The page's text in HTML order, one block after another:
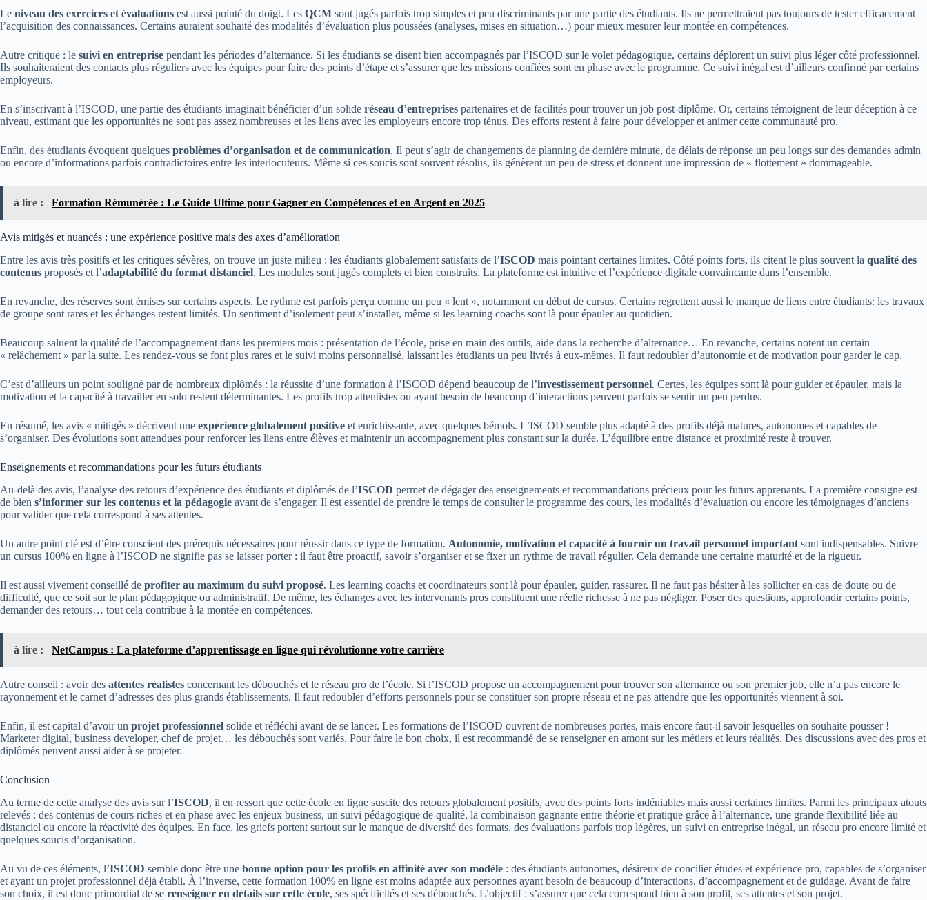
Le niveau des exercices et évaluations est aussi pointé du doigt. Les QCM sont jugés parfois trop simples et peu discriminants par une partie des étudiants. Ils ne permettraient pas toujours de tester efficacement
l’acquisition des connaissances. Certains auraient souhaité des modalités d’évaluation plus poussées (analyses, mises en situation…) pour mieux mesurer leur montée en compétences.
Autre critique : le suivi en entreprise pendant les périodes d’alternance. Si les étudiants se disent bien accompagnés par l’ISCOD sur le volet pédagogique, certains déplorent un suivi plus léger côté professionnel.
Ils souhaiteraient des contacts plus réguliers avec les équipes pour faire des points d’étape et s’assurer que les missions confiées sont en phase avec le programme. Ce suivi inégal est d’ailleurs confirmé par certains
employeurs.
En s’inscrivant à l’ISCOD, une partie des étudiants imaginait bénéficier d’un solide réseau d’entreprises partenaires et de facilités pour trouver un job post-diplôme. Or, certains témoignent de leur déception à ce
niveau, estimant que les opportunités ne sont pas assez nombreuses et les liens avec les employeurs encore trop ténus. Des efforts restent à faire pour développer et animer cette communauté pro.
Enfin, des étudiants évoquent quelques problèmes d’organisation et de communication. Il peut s’agir de changements de planning de dernière minute, de délais de réponse un peu longs sur des demandes admin
ou encore d’informations parfois contradictoires entre les interlocuteurs. Même si ces soucis sont souvent résolus, ils génèrent un peu de stress et donnent une impression de « flottement » dommageable.
à lire : Formation Rémunérée : Le Guide Ultime pour Gagner en Compétences et en Argent en 2025
Avis mitigés et nuancés : une expérience positive mais des axes d’amélioration
Entre les avis très positifs et les critiques sévères, on trouve un juste milieu : les étudiants globalement satisfaits de l’ISCOD mais pointant certaines limites. Côté points forts, ils citent le plus souvent la qualité des
contenus proposés et l’adaptabilité du format distanciel. Les modules sont jugés complets et bien construits. La plateforme est intuitive et l’expérience digitale convaincante dans l’ensemble.
En revanche, des réserves sont émises sur certains aspects. Le rythme est parfois perçu comme un peu « lent », notamment en début de cursus. Certains regrettent aussi le manque de liens entre étudiants: les travaux
de groupe sont rares et les échanges restent limités. Un sentiment d’isolement peut s’installer, même si les learning coachs sont là pour épauler au quotidien.
Beaucoup saluent la qualité de l’accompagnement dans les premiers mois : présentation de l’école, prise en main des outils, aide dans la recherche d’alternance… En revanche, certains notent un certain
« relâchement » par la suite. Les rendez-vous se font plus rares et le suivi moins personnalisé, laissant les étudiants un peu livrés à eux-mêmes. Il faut redoubler d’autonomie et de motivation pour garder le cap.
C’est d’ailleurs un point souligné par de nombreux diplômés : la réussite d’une formation à l’ISCOD dépend beaucoup de l’investissement personnel. Certes, les équipes sont là pour guider et épauler, mais la
motivation et la capacité à travailler en solo restent déterminantes. Les profils trop attentistes ou ayant besoin de beaucoup d’interactions peuvent parfois se sentir un peu perdus.
En résumé, les avis « mitigés » décrivent une expérience globalement positive et enrichissante, avec quelques bémols. L’ISCOD semble plus adapté à des profils déjà matures, autonomes et capables de
s’organiser. Des évolutions sont attendues pour renforcer les liens entre élèves et maintenir un accompagnement plus constant sur la durée. L’équilibre entre distance et proximité reste à trouver.
Enseignements et recommandations pour les futurs étudiants
Au-delà des avis, l’analyse des retours d’expérience des étudiants et diplômés de l’ISCOD permet de dégager des enseignements et recommandations précieux pour les futurs apprenants. La première consigne est
de bien s’informer sur les contenus et la pédagogie avant de s’engager. Il est essentiel de prendre le temps de consulter le programme des cours, les modalités d’évaluation ou encore les témoignages d’anciens
pour valider que cela correspond à ses attentes.
Un autre point clé est d’être conscient des prérequis nécessaires pour réussir dans ce type de formation. Autonomie, motivation et capacité à fournir un travail personnel important sont indispensables. Suivre
un cursus 100% en ligne à l’ISCOD ne signifie pas se laisser porter : il faut être proactif, savoir s’organiser et se fixer un rythme de travail régulier. Cela demande une certaine maturité et de la rigueur.
Il est aussi vivement conseillé de profiter au maximum du suivi proposé. Les learning coachs et coordinateurs sont là pour épauler, guider, rassurer. Il ne faut pas hésiter à les solliciter en cas de doute ou de
difficulté, que ce soit sur le plan pédagogique ou administratif. De même, les échanges avec les intervenants pros constituent une réelle richesse à ne pas négliger. Poser des questions, approfondir certains points,
demander des retours… tout cela contribue à la montée en compétences.
à lire : NetCampus : La plateforme d’apprentissage en ligne qui révolutionne votre carrière
Autre conseil : avoir des attentes réalistes concernant les débouchés et le réseau pro de l’école. Si l’ISCOD propose un accompagnement pour trouver son alternance ou son premier job, elle n’a pas encore le
rayonnement et le carnet d’adresses des plus grands établissements. Il faut redoubler d’efforts personnels pour se constituer son propre réseau et ne pas attendre que les opportunités viennent à soi.
Enfin, il est capital d’avoir un projet professionnel solide et réfléchi avant de se lancer. Les formations de l’ISCOD ouvrent de nombreuses portes, mais encore faut-il savoir lesquelles on souhaite pousser !
Marketer digital, business developer, chef de projet… les débouchés sont variés. Pour faire le bon choix, il est recommandé de se renseigner en amont sur les métiers et leurs réalités. Des discussions avec des pros et
diplômés peuvent aussi aider à se projeter.
Conclusion
Au terme de cette analyse des avis sur l’ISCOD, il en ressort que cette école en ligne suscite des retours globalement positifs, avec des points forts indéniables mais aussi certaines limites. Parmi les principaux atouts
relevés : des contenus de cours riches et en phase avec les enjeux business, un suivi pédagogique de qualité, la combinaison gagnante entre théorie et pratique grâce à l’alternance, une grande flexibilité liée au
distanciel ou encore la réactivité des équipes. En face, les griefs portent surtout sur le manque de diversité des formats, des évaluations parfois trop légères, un suivi en entreprise inégal, un réseau pro encore limité et
quelques soucis d’organisation.
Au vu de ces éléments, l’ISCOD semble donc être une bonne option pour les profils en affinité avec son modèle : des étudiants autonomes, désireux de concilier études et expérience pro, capables de s’organiser
et ayant un projet professionnel déjà établi. À l’inverse, cette formation 100% en ligne est moins adaptée aux personnes ayant besoin de beaucoup d’interactions, d’accompagnement et de guidage. Avant de faire
son choix, il est donc primordial de se renseigner en détails sur cette école, ses spécificités et ses débouchés. L’objectif : s’assurer que cela correspond bien à son profil, ses attentes et son projet.